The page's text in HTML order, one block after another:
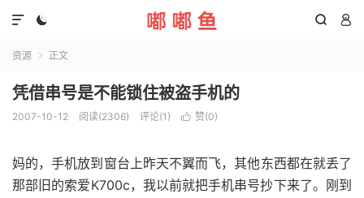
  

资源  正文
凭借串号是不能锁住被盗手机的
2007-10-12 阅读(2306) 评论(1)  赞(0)
妈的，手机放到窗台上昨天不翼而飞，其他东西都在就丢了
那部旧的索爱K700c，我以前就把手机串号抄下来了。刚到